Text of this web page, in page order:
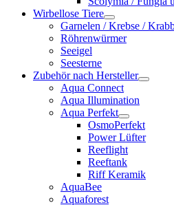
Wirbellose Tiere
Garnelen / Krebse /
Röhrenwürmer
Seeigel
Seesterne
Zubehör nach Hersteller
Aqua Connect
Aqua Illumination
Aqua Perfekt
OsmoPerfekt
Power Lüfter
Reeflight
Reeftank
Riff Keramik
AquaBee
Aquaforest